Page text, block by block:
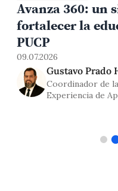
la
La
también
03.07.2026
Rómulo
Coordinador
Social